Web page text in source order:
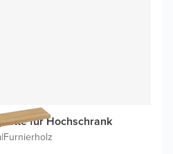
für Hochschrank
|Furnierholz